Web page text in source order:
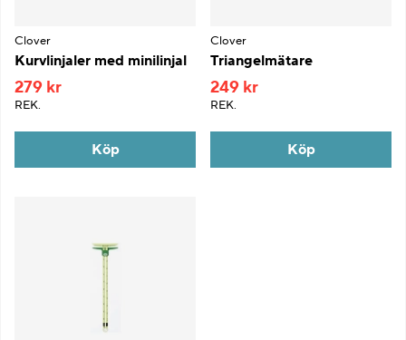
Clover
Kurvlinjaler med minilinjal
279 kr
REK.
Köp
Clover
Triangelmätare
249 kr
REK.
Köp